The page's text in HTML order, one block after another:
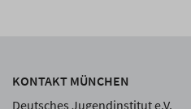
KONTAKT MÜNCHEN
Deutsches Jugendinstitut e.V.